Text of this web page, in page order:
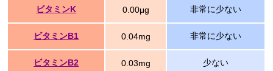
ビタミンK 0.00μg 非常に少ない
ビタミンB1 0.04mg 非常に少ない
ビタミンB2 0.03mg 少ない